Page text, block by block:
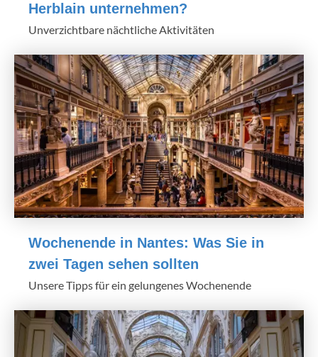
Herblain unternehmen?
Unverzichtbare nächtliche Aktivitäten
Wochenende in Nantes: Was Sie in
zwei Tagen sehen sollten
Unsere Tipps für ein gelungenes Wochenende